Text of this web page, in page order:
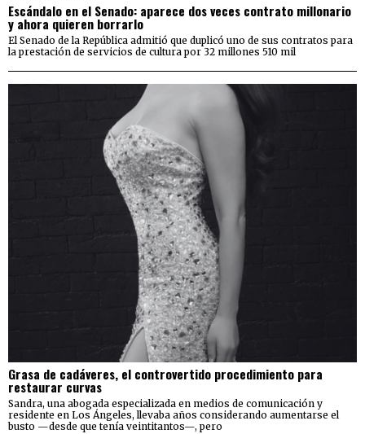
Escándalo en el Senado: aparece dos veces contrato millonario
y ahora quieren borrarlo
El Senado de la República admitió que duplicó uno de sus contratos para
la prestación de servicios de cultura por 32 millones 510 mil
Grasa de cadáveres, el controvertido procedimiento para
restaurar curvas
Sandra, una abogada especializada en medios de comunicación y
residente en Los Ángeles, llevaba años considerando aumentarse el
busto —desde que tenía veintitantos—, pero